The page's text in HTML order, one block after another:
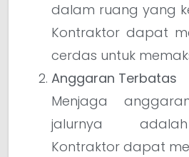
dalam ruang yang
Kontraktor dapat
cerdas untuk
Anggaran Terbatas
Menjaga
jalurnya
Kontraktor dapat